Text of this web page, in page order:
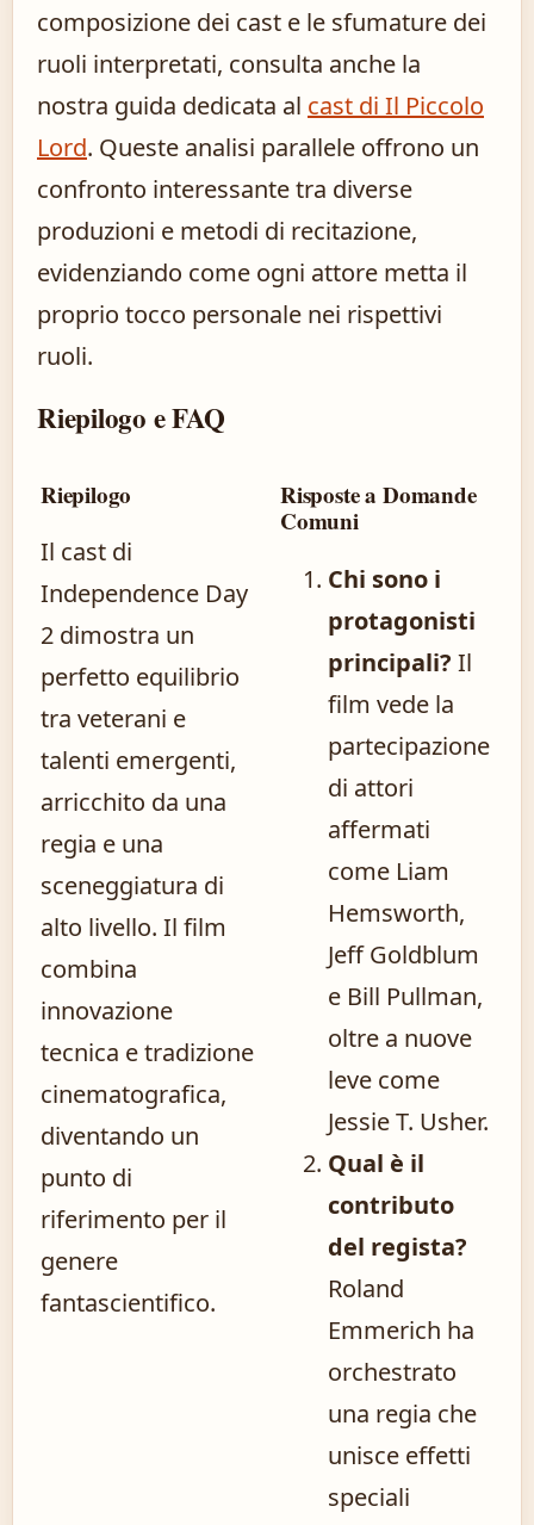
composizione dei cast e le sfumature dei
ruoli interpretati, consulta anche la
nostra guida dedicata al cast di Il Piccolo
Lord. Queste analisi parallele offrono un
confronto interessante tra diverse
produzioni e metodi di recitazione,
evidenziando come ogni attore metta il
proprio tocco personale nei rispettivi
ruoli.
Riepilogo e FAQ
Riepilogo
Il cast di
Independence Day
2 dimostra un
perfetto equilibrio
tra veterani e
talenti emergenti,
arricchito da una
regia e una
sceneggiatura di
alto livello. Il film
combina
innovazione
tecnica e tradizione
cinematografica,
diventando un
punto di
riferimento per il
genere
fantascientifico.
Risposte a Domande
Comuni
Chi sono i
protagonisti
principali? Il
film vede la
partecipazione
di attori
affermati
come Liam
Hemsworth,
Jeff Goldblum
e Bill Pullman,
oltre a nuove
leve come
Jessie T. Usher.
Qual è il
contributo
del regista?
Roland
Emmerich ha
orchestrato
una regia che
unisce effetti
speciali